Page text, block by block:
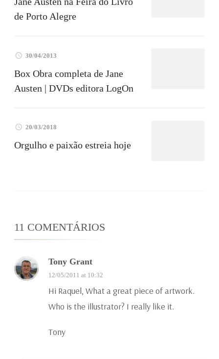
de Porto Alegre
30/04/2013
Box Obra completa de Jane
Austen | DVDs editora LogOn
20/03/2018
Orgulho e paixão estreia hoje
11 COMENTÁRIOS
Tony Grant
12/05/2011 at 10:32
Hi Raquel, What a great piece of artwork.
Who is the illustrator? I really like it.
Tony